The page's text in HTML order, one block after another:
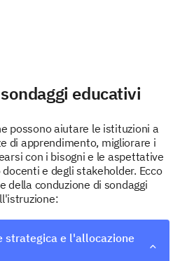
educativi
possono aiutare le istituzioni a
di apprendimento, migliorare i
con i bisogni e le aspettative
e degli stakeholder. Ecco
della conduzione di sondaggi
strategica e l'allocazione